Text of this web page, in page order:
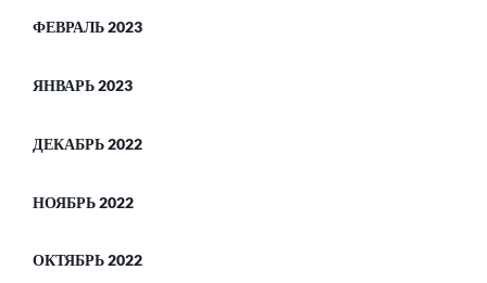
ФЕВРАЛЬ 2023
ЯНВАРЬ 2023
ДЕКАБРЬ 2022
НОЯБРЬ 2022
ОКТЯБРЬ 2022